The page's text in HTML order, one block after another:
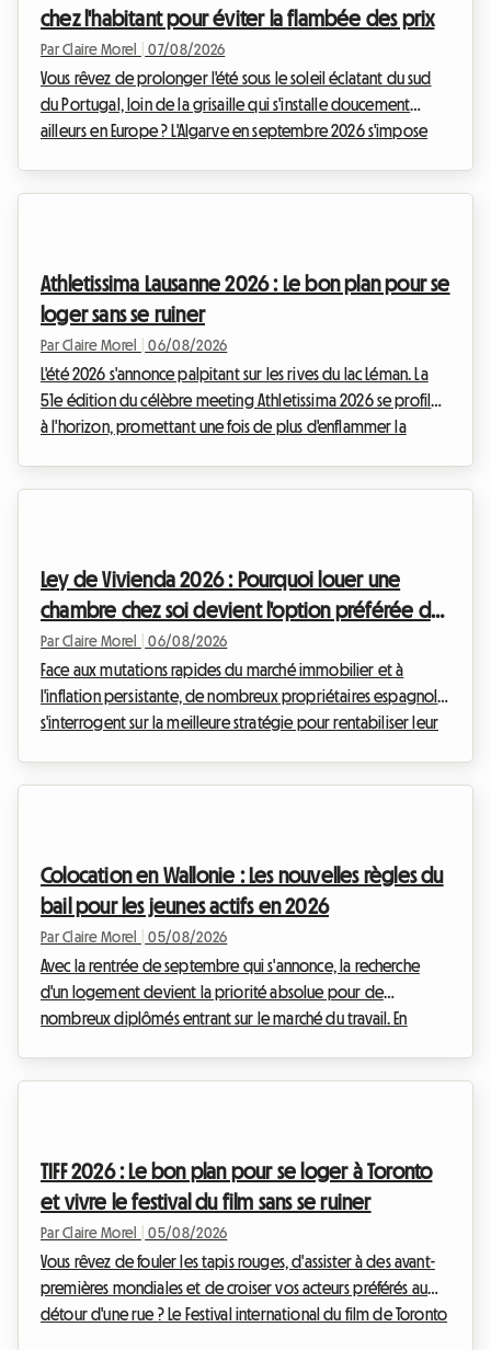
chez l'habitant pour éviter la flambée des prix
Par Claire Morel 07/08/2026
Vous rêvez de prolonger l'été sous le soleil éclatant du sud
du Portugal, loin de la grisaille qui s'installe doucement
ailleurs en Europe ? L'Algarve en septembre 2026 s'impose
portugais. Cependant, un obstacle de ...
Athletissima Lausanne 2026 : Le bon plan pour se
loger sans se ruiner
Par Claire Morel 06/08/2026
L'été 2026 s'annonce palpitant sur les rives du lac Léman. La
51e édition du célèbre meeting Athletissima 2026 se profile
à l'horizon, promettant une fois de plus d'enflammer la
représente le poste de dépense le plu...
Ley de Vivienda 2026 : Pourquoi louer une
chambre chez soi devient l'option préférée des
propriétaires en Espagne
Par Claire Morel 06/08/2026
Face aux mutations rapides du marché immobilier et à
l'inflation persistante, de nombreux propriétaires espagnols
s'interrogent sur la meilleure stratégie pour rentabiliser leur
location de chambres individuelles. Mai...
Colocation en Wallonie : Les nouvelles règles du
bail pour les jeunes actifs en 2026
Par Claire Morel 05/08/2026
Avec la rentrée de septembre qui s'annonce, la recherche
d'un logement devient la priorité absolue pour de
nombreux diplômés entrant sur le marché du travail. En
que s'installer à plusieurs peut parfois susciter...
TIFF 2026 : Le bon plan pour se loger à Toronto
et vivre le festival du film sans se ruiner
Par Claire Morel 05/08/2026
Vous rêvez de fouler les tapis rouges, d'assister à des avant-
premières mondiales et de croiser vos acteurs préférés au
détour d'une rue ? Le Festival international du film de Toronto